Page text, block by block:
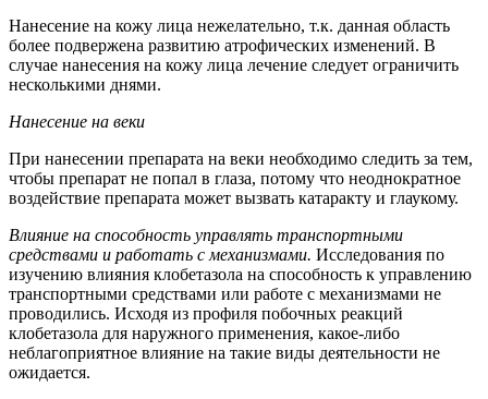
Нанесение на кожу лица нежелательно, т.к. данная область
более подвержена развитию атрофических изменений. В
случае нанесения на кожу лица лечение следует ограничить
несколькими днями.
Нанесение на веки
При нанесении препарата на веки необходимо следить за тем,
чтобы препарат не попал в глаза, потому что неоднократное
воздействие препарата может вызвать катаракту и глаукому.
Влияние на способность управлять транспортными
средствами и работать с механизмами. Исследования по
изучению влияния клобетазола на способность к управлению
транспортными средствами или работе с механизмами не
проводились. Исходя из профиля побочных реакций
клобетазола для наружного применения, какое-либо
неблагоприятное влияние на такие виды деятельности не
ожидается.